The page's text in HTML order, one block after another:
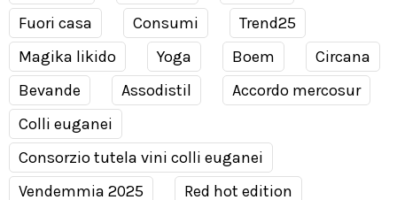
Fuori casa
Consumi
Trend25
Magika likido
Yoga Boem
Circana
Bevande
Assodistil
Accordo mercosur
Colli euganei
Consorzio tutela vini colli euganei
Vendemmia 2025
Red hot edition